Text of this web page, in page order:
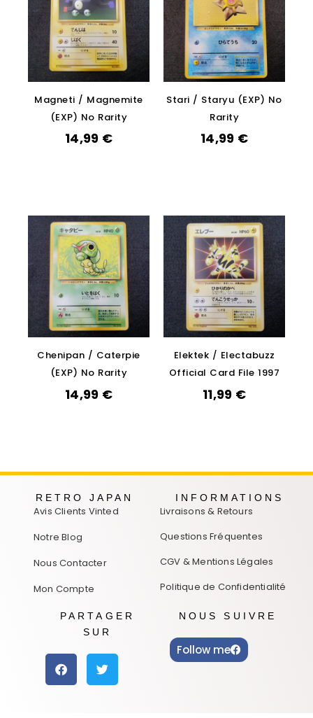
Magneti / Magnemite
(EXP) No Rarity
14,99 €
Stari / Staryu (EXP) No
Rarity
14,99 €
Chenipan / Caterpie
(EXP) No Rarity
14,99 €
Elektek / Electabuzz
Official Card File 1997
11,99 €
RETRO JAPAN
Avis Clients Vinted
Notre Blog
Nous Contacter
Mon Compte
INFORMATIONS
Livraisons & Retours
Questions Fréquentes
CGV & Mentions Légales
Politique de Confidentialité
PARTAGER
SUR
NOUS SUIVRE
Follow me